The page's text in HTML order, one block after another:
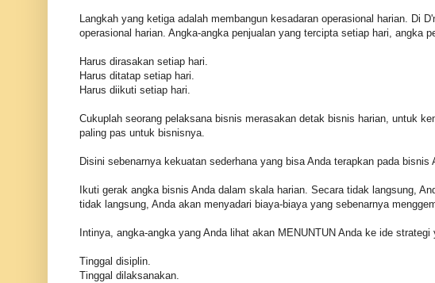
Langkah yang ketiga adalah membangun kesadaran operasional harian. Di
operasional harian. Angka-angka penjualan yang tercipta setiap hari, angka
Harus dirasakan setiap hari.
Harus ditatap setiap hari.
Harus diikuti setiap hari.
Cukuplah seorang pelaksana bisnis merasakan detak bisnis harian, untuk
paling pas untuk bisnisnya.
Disini sebenarnya kekuatan sederhana yang bisa Anda terapkan pada bisnis
Ikuti gerak angka bisnis Anda dalam skala harian. Secara tidak langsung,
tidak langsung, Anda akan menyadari biaya-biaya yang sebenarnya
Intinya, angka-angka yang Anda lihat akan MENUNTUN Anda ke ide
Tinggal disiplin.
Tinggal dilaksanakan.